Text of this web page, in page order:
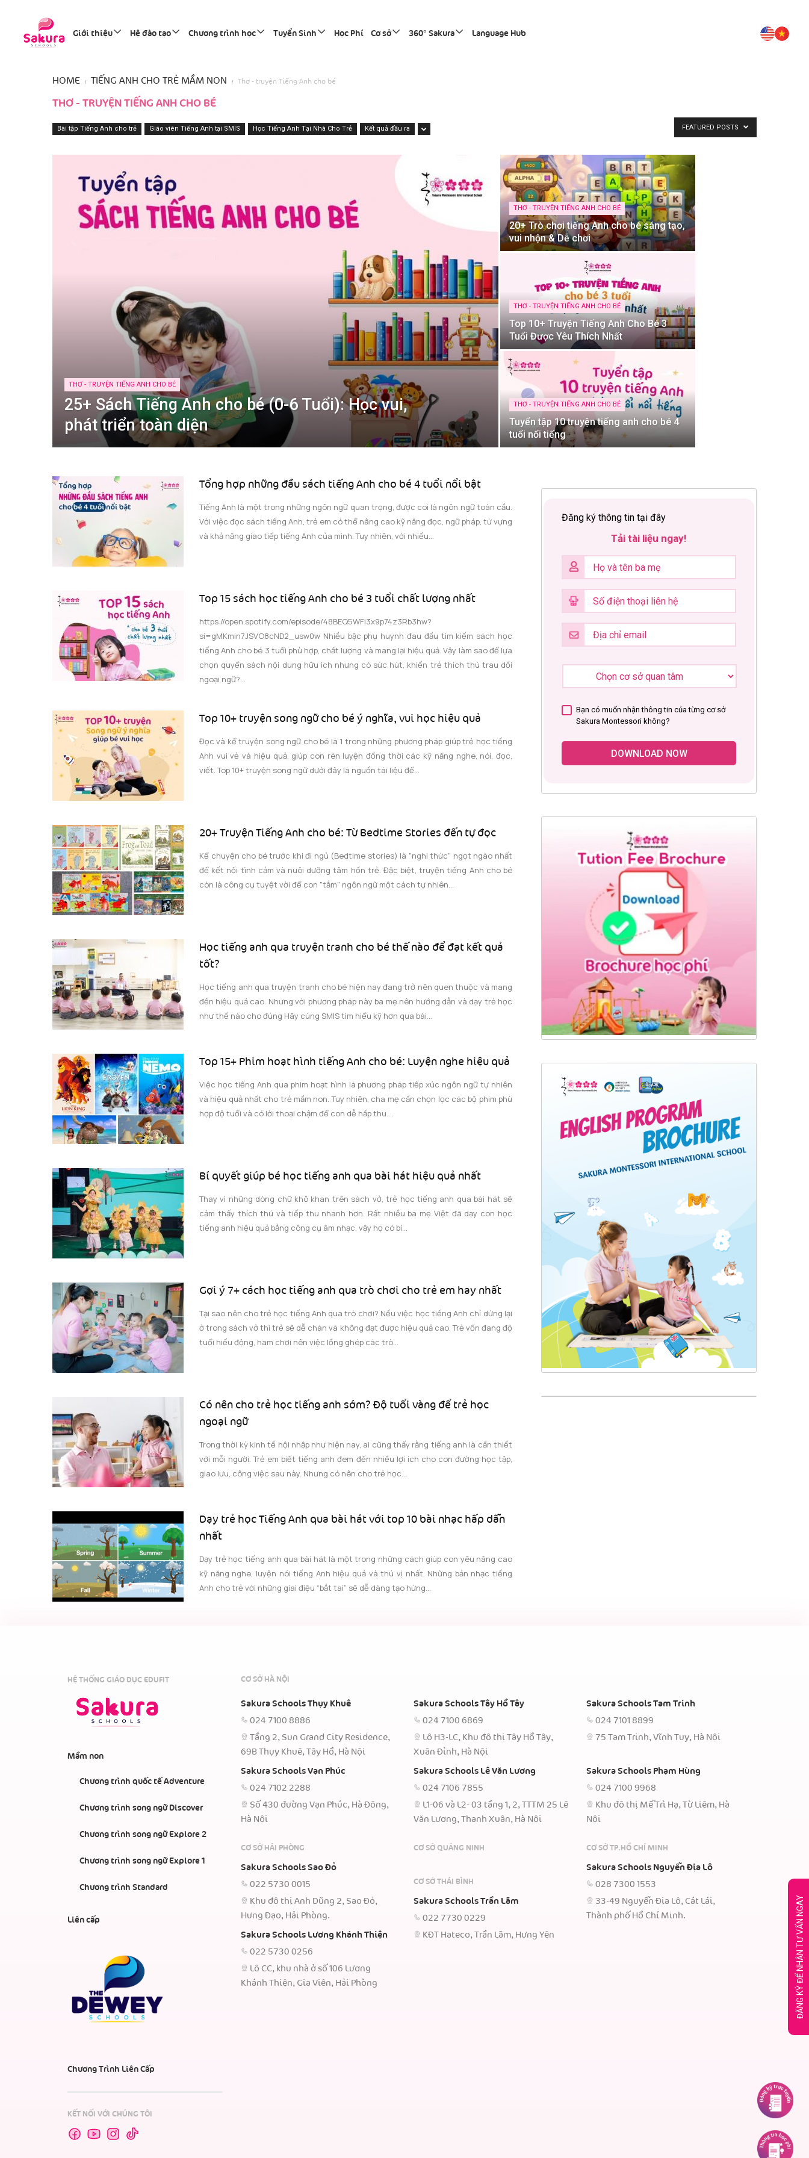
Giới thiệu Hệ đào tạo Chương trình học Tuyển Sinh Học Phí Cơ sở 360° Sakura Language Hub
HOME TIẾNG ANH CHO TRẺ MẦM NON Thơ - truyện Tiếng Anh cho bé
THƠ - TRUYỆN TIẾNG ANH CHO BÉ
Bài tập Tiếng Anh cho trẻ Giáo viên Tiếng Anh tại SMIS Học Tiếng Anh Tại Nhà Cho Trẻ Kết quả đầu ra FEATURED POSTS
THƠ - TRUYỆN TIẾNG ANH CHO BÉ
25+ Sách Tiếng Anh cho bé (0-6 Tuổi): Học vui,
phát triển toàn diện
THƠ - TRUYỆN TIẾNG ANH CHO BÉ
20+ Trò chơi tiếng Anh cho bé sáng tạo,
vui nhộn & Dễ chơi
THƠ - TRUYỆN TIẾNG ANH CHO BÉ
Top 10+ Truyện Tiếng Anh Cho Bé 3
Tuổi Được Yêu Thích Nhất
THƠ - TRUYỆN TIẾNG ANH CHO BÉ
Tuyển tập 10 truyện tiếng anh cho bé 4
tuổi nổi tiếng
Tổng hợp những đầu sách tiếng Anh cho bé 4 tuổi nổi bật
Tiếng Anh là một trong những ngôn ngữ quan trọng, được coi là ngôn ngữ toàn cầu.
Với việc đọc sách tiếng Anh, trẻ em có thể nâng cao kỹ năng đọc, ngữ pháp, từ vựng
và khả năng giao tiếp tiếng Anh của mình. Tuy nhiên, với nhiều...
Top 15 sách học tiếng Anh cho bé 3 tuổi chất lượng nhất
https://open.spotify.com/episode/48BEQ5WFi3x9p74z3Rb3hw?
si=gMKmin7JSVO8cND2_usw0w Nhiều bậc phụ huynh đau đầu tìm kiếm sách học
tiếng Anh cho bé 3 tuổi phù hợp, chất lượng và mang lại hiệu quả. Vậy làm sao để lựa
chọn quyển sách nội dung hữu ích nhưng có sức hút, khiến trẻ thích thú trau dồi
ngoại ngữ?...
Top 10+ truyện song ngữ cho bé ý nghĩa, vui học hiệu quả
Đọc và kể truyện song ngữ cho bé là 1 trong những phương pháp giúp trẻ học tiếng
Anh vui vẻ và hiệu quả, giúp con rèn luyện đồng thời các kỹ năng nghe, nói, đọc,
viết. Top 10+ truyện song ngữ dưới đây là nguồn tài liệu để...
20+ Truyện Tiếng Anh cho bé: Từ Bedtime Stories đến tự đọc
Kể chuyện cho bé trước khi đi ngủ (Bedtime stories) là "nghi thức" ngọt ngào nhất
để kết nối tình cảm và nuôi dưỡng tâm hồn trẻ. Đặc biệt, truyện tiếng Anh cho bé
còn là công cụ tuyệt vời để con "tắm" ngôn ngữ một cách tự nhiên...
Học tiếng anh qua truyện tranh cho bé thế nào để đạt kết quả
tốt?
Học tiếng anh qua truyện tranh cho bé hiện nay đang trở nên quen thuộc và mang
đến hiệu quả cao. Nhưng với phương pháp này ba mẹ nên hướng dẫn và dạy trẻ học
như thế nào cho đúng Hãy cùng SMIS tìm hiểu kỹ hơn qua bài...
Top 15+ Phim hoạt hình tiếng Anh cho bé: Luyện nghe hiệu quả
Việc học tiếng Anh qua phim hoạt hình là phương pháp tiếp xúc ngôn ngữ tự nhiên
và hiệu quả nhất cho trẻ mầm non. Tuy nhiên, cha mẹ cần chọn lọc các bộ phim phù
hợp độ tuổi và có lời thoại chậm để con dễ hấp thu....
Bí quyết giúp bé học tiếng anh qua bài hát hiệu quả nhất
Thay vì những dòng chữ khô khan trên sách vở, trẻ học tiếng anh qua bài hát sẽ
cảm thấy thích thú và tiếp thu nhanh hơn. Rất nhiều ba mẹ Việt đã dạy con học
tiếng anh hiệu quả bằng công cụ âm nhạc, vậy họ có bí...
Gợi ý 7+ cách học tiếng anh qua trò chơi cho trẻ em hay nhất
Tại sao nên cho trẻ học tiếng Anh qua trò chơi? Nếu việc học tiếng Anh chỉ dừng lại
ở trong sách vở thì trẻ sẽ dễ chán và không đạt được hiệu quả cao. Trẻ vốn đang độ
tuổi hiếu động, ham chơi nên việc lồng ghép các trò...
Có nên cho trẻ học tiếng anh sớm? Độ tuổi vàng để trẻ học
ngoại ngữ
Trong thời kỳ kinh tế hội nhập như hiện nay, ai cũng thấy rằng tiếng anh là cần thiết
với mỗi người. Trẻ em biết tiếng anh đem đến nhiều lợi ích cho con đường học tập,
giao lưu, công việc sau này. Nhưng có nên cho trẻ học...
Dạy trẻ học Tiếng Anh qua bài hát với top 10 bài nhạc hấp dẫn
nhất
Dạy trẻ học tiếng anh qua bài hát là một trong những cách giúp con yêu nâng cao
kỹ năng nghe, luyện nói tiếng Anh hiệu quả và thú vị nhất. Những bản nhạc tiếng
Anh cho trẻ với những giai điệu “bắt tai” sẽ dễ dàng tạo hứng...
Đăng ký thông tin tại đây
Tải tài liệu ngay!
Bạn có muốn nhận thông tin của từng cơ sở
Sakura Montessori không?
HỆ THỐNG GIÁO DỤC EDUFIT
Mầm non
Chương trình quốc tế Adventure
Chương trình song ngữ Discover
Chương trình song ngữ Explore 2
Chương trình song ngữ Explore 1
Chương trình Standard
Liên cấp
Chương Trình Liên Cấp
KẾT NỐI VỚI CHÚNG TÔI
CƠ SỞ HÀ NỘI
Sakura Schools Thụy Khuê
024 7100 8886
Tầng 2, Sun Grand City Residence,
69B Thụy Khuê, Tây Hồ, Hà Nội
Sakura Schools Tây Hồ Tây
024 7100 6869
Lô H3-LC, Khu đô thị Tây Hồ Tây,
Xuân Đỉnh, Hà Nội
Sakura Schools Tam Trinh
024 7101 8899
75 Tam Trinh, Vĩnh Tuy, Hà Nội
Sakura Schools Vạn Phúc
024 7102 2288
Số 430 đường Vạn Phúc, Hà Đông,
Hà Nội
Sakura Schools Lê Văn Lương
024 7106 7855
L1-06 và L2- 03 tầng 1, 2, TTTM 25 Lê
Văn Lương, Thanh Xuân, Hà Nội
Sakura Schools Phạm Hùng
024 7100 9968
Khu đô thị Mễ Trì Hạ, Từ Liêm, Hà
Nội
CƠ SỞ HẢI PHÒNG
Sakura Schools Sao Đỏ
022 5730 0015
Khu đô thị Anh Dũng 2, Sao Đỏ,
Hưng Đạo, Hải Phòng.
Sakura Schools Lương Khánh Thiện
022 5730 0256
Lô CC, khu nhà ở số 106 Lương
Khánh Thiện, Gia Viên, Hải Phòng
CƠ SỞ QUẢNG NINH
CƠ SỞ THÁI BÌNH
Sakura Schools Trần Lãm
022 7730 0229
KĐT Hateco, Trần Lãm, Hưng Yên
CƠ SỞ TP.HỒ CHÍ MINH
Sakura Schools Nguyễn Địa Lô
028 7300 1553
33-49 Nguyễn Địa Lô, Cát Lái,
Thành phố Hồ Chí Minh.
ĐĂNG KÝ ĐỂ NHẬN TƯ VẤN NGAY